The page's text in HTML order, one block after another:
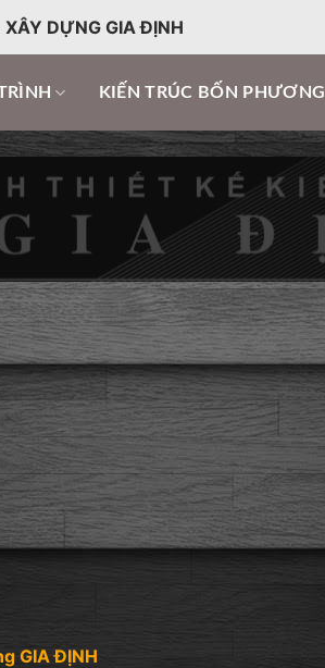
DỰNG GIA ĐỊNH
KIẾN TRÚC BỐN PHƯƠNG
GIA ĐỊNH